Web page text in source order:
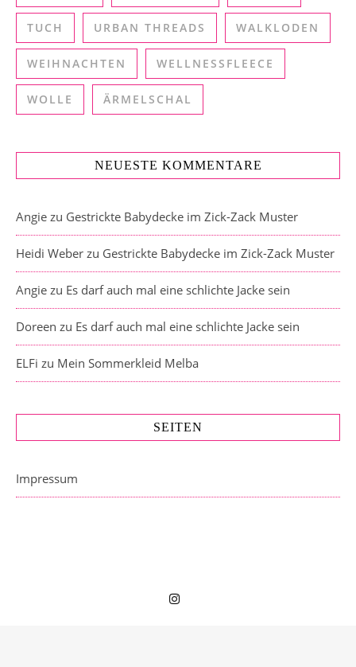
TUCH URBAN THREADS WALKLODEN
WEIHNACHTEN WELLNESSFLEECE
WOLLE ÄRMELSCHAL
NEUESTE KOMMENTARE
Angie zu Gestrickte Babydecke im Zick-Zack Muster
Heidi Weber zu Gestrickte Babydecke im Zick-Zack Muster
Angie zu Es darf auch mal eine schlichte Jacke sein
Doreen zu Es darf auch mal eine schlichte Jacke sein
ELFi zu Mein Sommerkleid Melba
SEITEN
Impressum